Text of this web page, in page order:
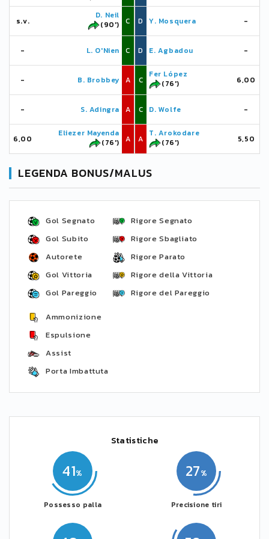
s.v.
D. Neil
(90')
C
- L. O'Nien C
- B. Brobbey A
- S. Adingra A
6,00
Eliezer Mayenda
(76')
A
D Y. Mosquera -
D E. Agbadou -
C
Fer López
(76')
6,00
C D. Wolfe -
A
T. Arokodare
(76')
5,50
LEGENDA BONUS/MALUS
Gol Segnato
Gol Subito
Autorete
Gol Vittoria
Gol Pareggio
Rigore Segnato
Rigore Sbagliato
Rigore Parato
Rigore della Vittoria
Rigore del Pareggio
Ammonizione
Espulsione
Assist
Porta Imbattuta
Statistiche
41
Possesso palla
27
Precisione tiri